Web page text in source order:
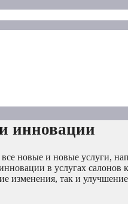
инновации
новые и новые услуги,
в услугах салонов
изменения, так и